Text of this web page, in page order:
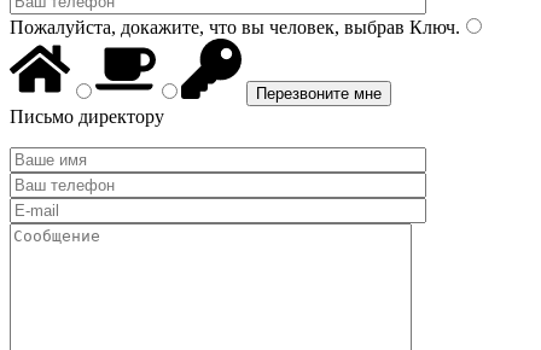
Пожалуйста, докажите, что вы человек, выбрав Ключ.
Письмо директору